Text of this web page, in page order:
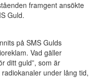
framgent ansökte
Guld.
på SMS Gulds
Vad gäller
ditt guld”, som är
under lång tid,